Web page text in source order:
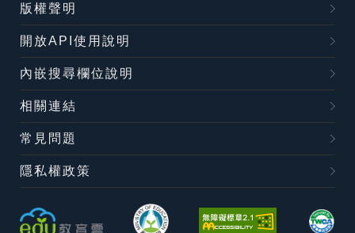
版權聲明
開放API使用說明
內嵌搜尋欄位說明
相關連結
常見問題
隱私權政策